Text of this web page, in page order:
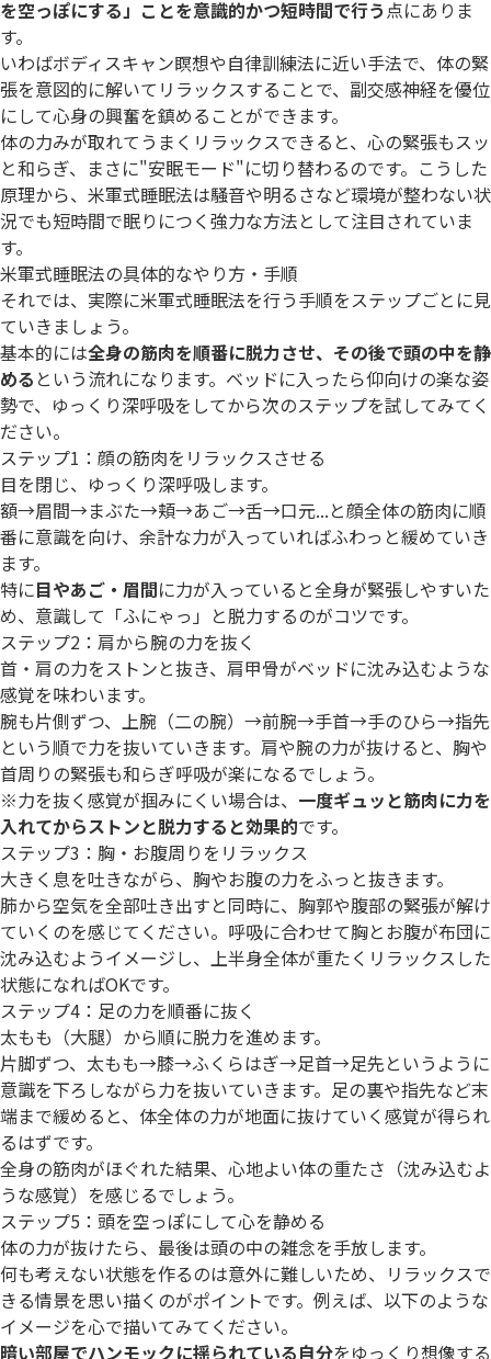
を空っぽにする」ことを意識的かつ短時間で行う点にありま
す。
いわばボディスキャン瞑想や自律訓練法に近い手法で、体の緊
張を意図的に解いてリラックスすることで、副交感神経を優位
にして心身の興奮を鎮めることができます。
体の力みが取れてうまくリラックスできると、心の緊張もスッ
と和らぎ、まさに"安眠モード"に切り替わるのです。こうした
原理から、米軍式睡眠法は騒音や明るさなど環境が整わない状
況でも短時間で眠りにつく強力な方法として注目されていま
す。
米軍式睡眠法の具体的なやり方・手順
それでは、実際に米軍式睡眠法を行う手順をステップごとに見
ていきましょう。
基本的には全身の筋肉を順番に脱力させ、その後で頭の中を静
める という流れになります。ベッドに入ったら仰向けの楽な姿
勢で、ゆっくり深呼吸をしてから次のステップを試してみてく
ださい。
ステップ1：顔の筋肉をリラックスさせる
目を閉じ、ゆっくり深呼吸します。
額→眉間→まぶた→頬→あご→舌→口元...と顔全体の筋肉に順
番に意識を向け、余計な力が入っていればふわっと緩めていき
ます。
特に目やあご・眉間に力が入っていると全身が緊張しやすいた
め、意識して「ふにゃっ」と脱力するのがコツです。
ステップ2：肩から腕の力を抜く
首・肩の力をストンと抜き、肩甲骨がベッドに沈み込むような
感覚を味わいます。
腕も片側ずつ、上腕（二の腕）→前腕→手首→手のひら→指先
という順で力を抜いていきます。肩や腕の力が抜けると、胸や
首周りの緊張も和らぎ呼吸が楽になるでしょう。
※力を抜く感覚が掴みにくい場合は、 一度ギュッと筋肉に力を
入れてからストンと脱力すると効果的です。
ステップ3：胸・お腹周りをリラックス
大きく息を吐きながら、胸やお腹の力をふっと抜きます。
肺から空気を全部吐き出すと同時に、胸郭や腹部の緊張が解け
ていくのを感じてください。呼吸に合わせて胸とお腹が布団に
沈み込むようイメージし、上半身全体が重たくリラックスした
状態になればOKです。
ステップ4：足の力を順番に抜く
太もも（大腿）から順に脱力を進めます。
片脚ずつ、太もも→膝→ふくらはぎ→足首→足先というように
意識を下ろしながら力を抜いていきます。足の裏や指先など末
端まで緩めると、体全体の力が地面に抜けていく感覚が得られ
るはずです。
全身の筋肉がほぐれた結果、心地よい体の重たさ（沈み込むよ
うな感覚）を感じるでしょう。
ステップ5：頭を空っぽにして心を静める
体の力が抜けたら、最後は頭の中の雑念を手放します。
何も考えない状態を作るのは意外に難しいため、リラックスで
きる情景を思い描くのがポイントです。例えば、以下のような
イメージを心で描いてみてください。
暗い部屋でハンモックに揺られている自分をゆっくり想像する